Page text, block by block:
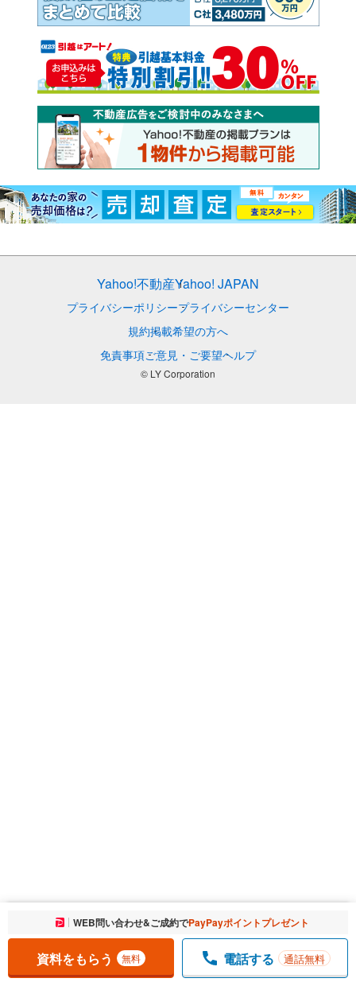
お気に入りに追加しました。 一覧を開く
WEB問い合わせ&ご成約でPayPayポイントプレゼント
資料をもらう 無料 電話する 通話無料
Yahoo!不動産Yahoo! JAPAN
プライバシーポリシープライバシーセンター
規約掲載希望の方へ
免責事項ご意見・ご要望ヘルプ
© LY Corporation